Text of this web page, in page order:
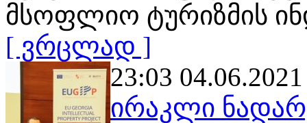
მსოფლიო ტურიზმის
[ ვრცლად ]
23:03 04.06.2021
ირაკლი